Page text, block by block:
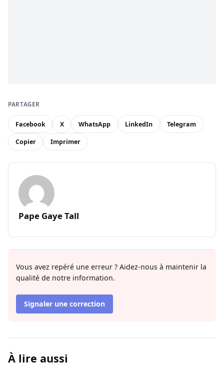
PARTAGER
Facebook X WhatsApp LinkedIn Telegram
Copier Imprimer
Pape Gaye Tall
Vous avez repéré une erreur ? Aidez-nous à maintenir la
qualité de notre information.
Signaler une correction
À lire aussi